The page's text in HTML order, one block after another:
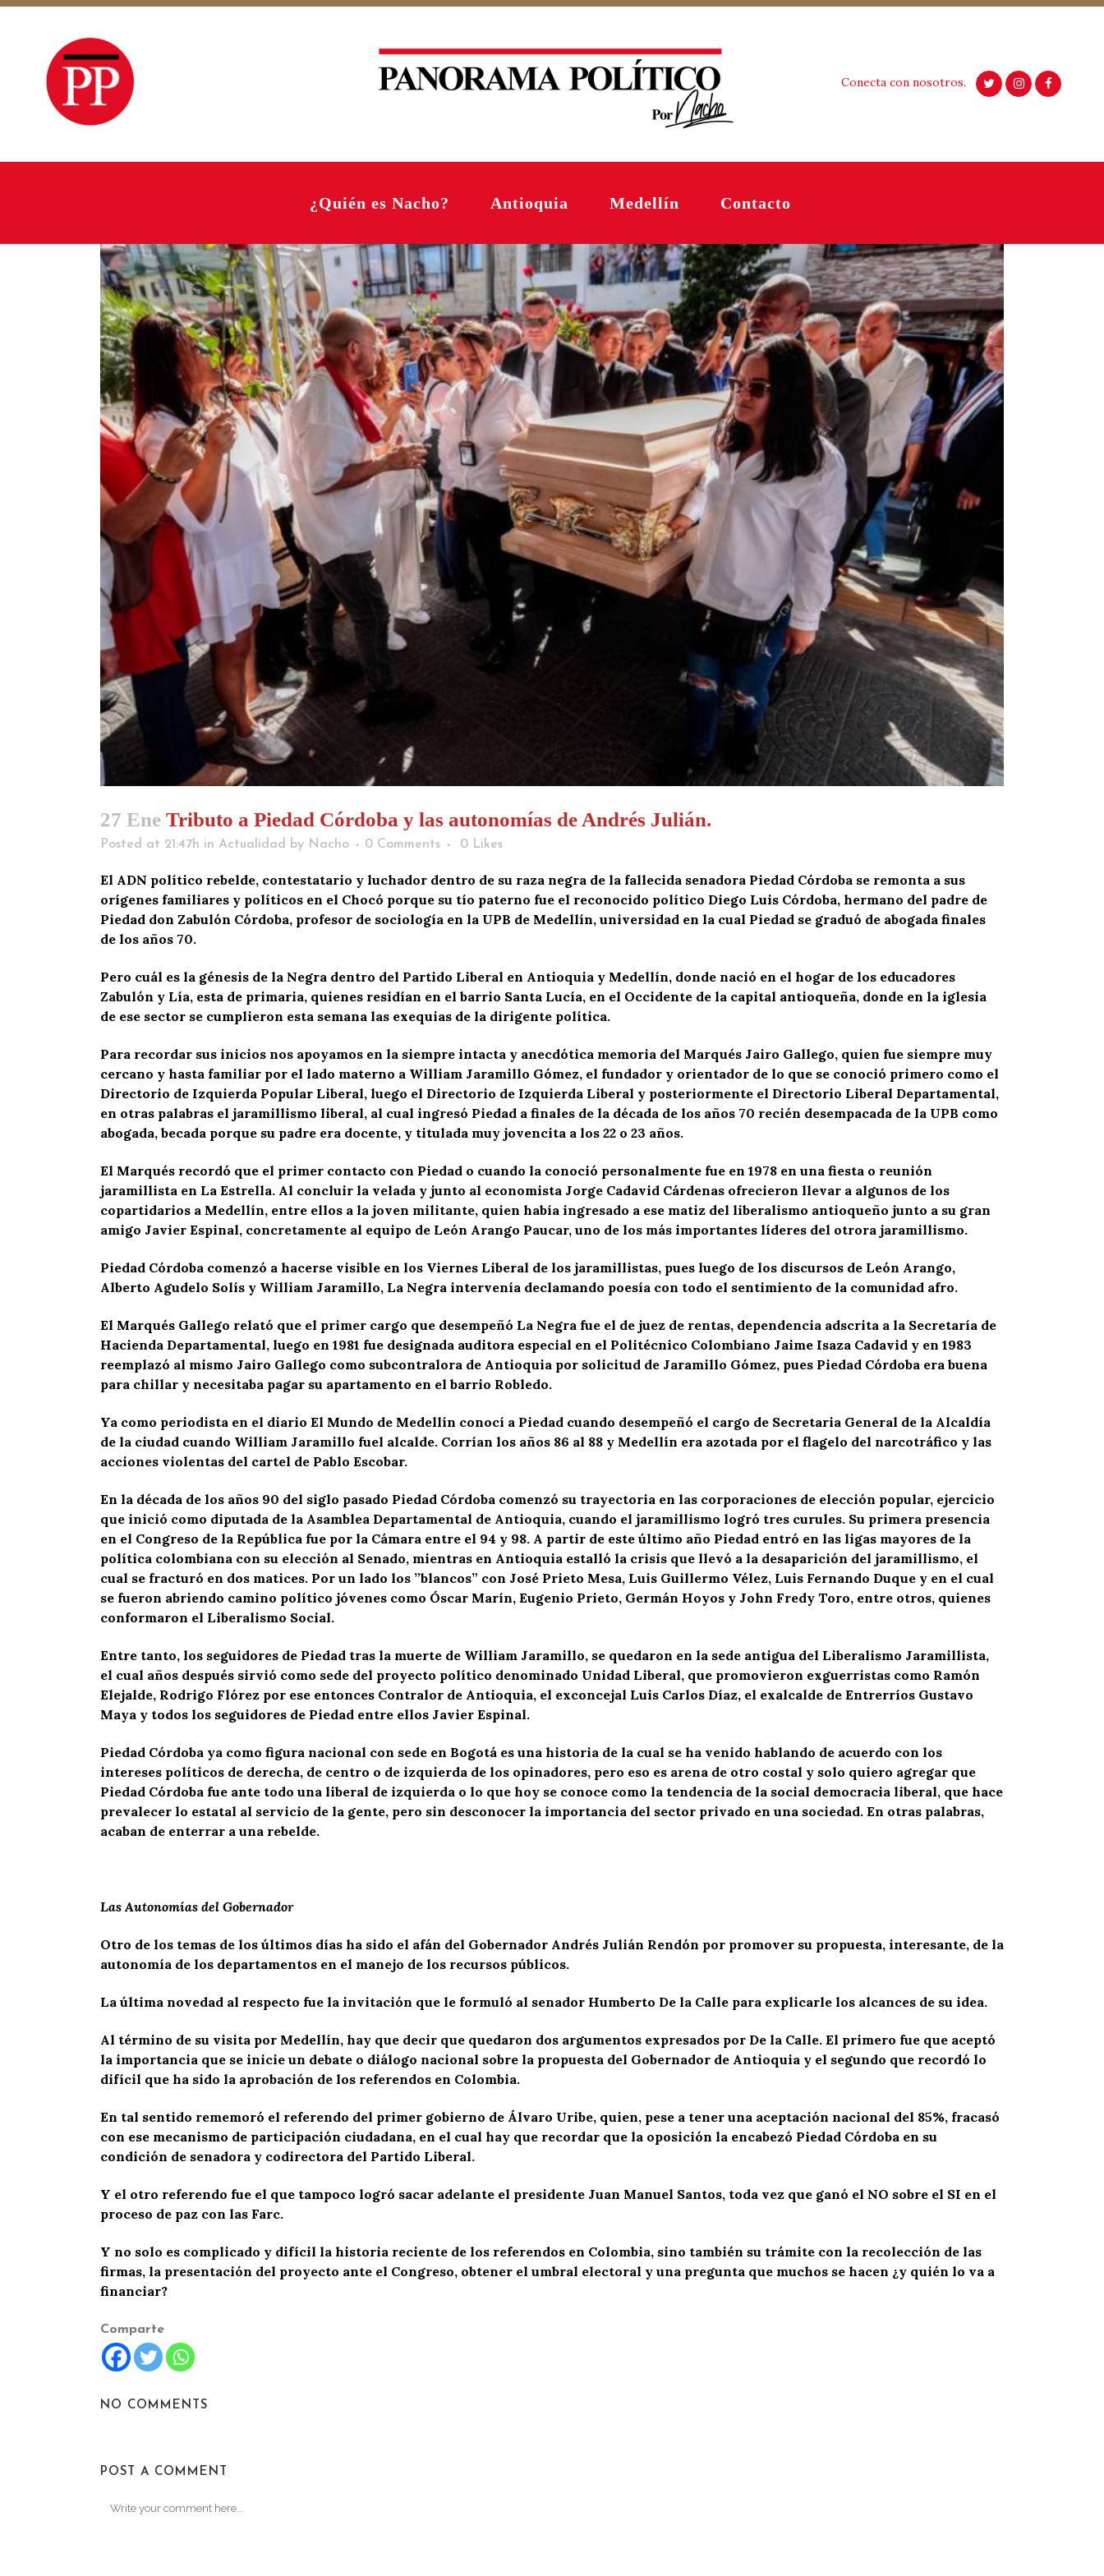
Conecta con nosotros.
¿Quién es Nacho? Antioquia Medellín Contacto
27 Ene Tributo a Piedad Córdoba y las autonomías de Andrés Julián.
Posted at 21:47h in Actualidad by Nacho 0 Comments 0 Likes
El ADN político rebelde, contestatario y luchador dentro de su raza negra de la fallecida senadora Piedad Córdoba se remonta a sus
orígenes familiares y políticos en el Chocó porque su tío paterno fue el reconocido político Diego Luis Córdoba, hermano del padre de
Piedad don Zabulón Córdoba, profesor de sociología en la UPB de Medellín, universidad en la cual Piedad se graduó de abogada finales
de los años 70.
Pero cuál es la génesis de la Negra dentro del Partido Liberal en Antioquia y Medellín, donde nació en el hogar de los educadores
Zabulón y Lía, esta de primaria, quienes residían en el barrio Santa Lucía, en el Occidente de la capital antioqueña, donde en la iglesia
de ese sector se cumplieron esta semana las exequias de la dirigente política.
Para recordar sus inicios nos apoyamos en la siempre intacta y anecdótica memoria del Marqués Jairo Gallego, quien fue siempre muy
cercano y hasta familiar por el lado materno a William Jaramillo Gómez, el fundador y orientador de lo que se conoció primero como el
Directorio de Izquierda Popular Liberal, luego el Directorio de Izquierda Liberal y posteriormente el Directorio Liberal Departamental,
en otras palabras el jaramillismo liberal, al cual ingresó Piedad a finales de la década de los años 70 recién desempacada de la UPB como
abogada, becada porque su padre era docente, y titulada muy jovencita a los 22 o 23 años.
El Marqués recordó que el primer contacto con Piedad o cuando la conoció personalmente fue en 1978 en una fiesta o reunión
jaramillista en La Estrella. Al concluir la velada y junto al economista Jorge Cadavid Cárdenas ofrecieron llevar a algunos de los
copartidarios a Medellín, entre ellos a la joven militante, quien había ingresado a ese matiz del liberalismo antioqueño junto a su gran
amigo Javier Espinal, concretamente al equipo de León Arango Paucar, uno de los más importantes líderes del otrora jaramillismo.
Piedad Córdoba comenzó a hacerse visible en los Viernes Liberal de los jaramillistas, pues luego de los discursos de León Arango,
Alberto Agudelo Solís y William Jaramillo, La Negra intervenía declamando poesía con todo el sentimiento de la comunidad afro.
El Marqués Gallego relató que el primer cargo que desempeñó La Negra fue el de juez de rentas, dependencia adscrita a la Secretaría de
Hacienda Departamental, luego en 1981 fue designada auditora especial en el Politécnico Colombiano Jaime Isaza Cadavid y en 1983
reemplazó al mismo Jairo Gallego como subcontralora de Antioquia por solicitud de Jaramillo Gómez, pues Piedad Córdoba era buena
para chillar y necesitaba pagar su apartamento en el barrio Robledo.
Ya como periodista en el diario El Mundo de Medellín conocí a Piedad cuando desempeñó el cargo de Secretaria General de la Alcaldía
de la ciudad cuando William Jaramillo fuel alcalde. Corrían los años 86 al 88 y Medellín era azotada por el flagelo del narcotráfico y las
acciones violentas del cartel de Pablo Escobar.
En la década de los años 90 del siglo pasado Piedad Córdoba comenzó su trayectoria en las corporaciones de elección popular, ejercicio
que inició como diputada de la Asamblea Departamental de Antioquia, cuando el jaramillismo logró tres curules. Su primera presencia
en el Congreso de la República fue por la Cámara entre el 94 y 98. A partir de este último año Piedad entró en las ligas mayores de la
política colombiana con su elección al Senado, mientras en Antioquia estalló la crisis que llevó a la desaparición del jaramillismo, el
cual se fracturó en dos matices. Por un lado los ”blancos” con José Prieto Mesa, Luis Guillermo Vélez, Luis Fernando Duque y en el cual
se fueron abriendo camino político jóvenes como Óscar Marín, Eugenio Prieto, Germán Hoyos y John Fredy Toro, entre otros, quienes
conformaron el Liberalismo Social.
Entre tanto, los seguidores de Piedad tras la muerte de William Jaramillo, se quedaron en la sede antigua del Liberalismo Jaramillista,
el cual años después sirvió como sede del proyecto político denominado Unidad Liberal, que promovieron exguerristas como Ramón
Elejalde, Rodrigo Flórez por ese entonces Contralor de Antioquia, el exconcejal Luis Carlos Díaz, el exalcalde de Entrerríos Gustavo
Maya y todos los seguidores de Piedad entre ellos Javier Espinal.
Piedad Córdoba ya como figura nacional con sede en Bogotá es una historia de la cual se ha venido hablando de acuerdo con los
intereses políticos de derecha, de centro o de izquierda de los opinadores, pero eso es arena de otro costal y solo quiero agregar que
Piedad Córdoba fue ante todo una liberal de izquierda o lo que hoy se conoce como la tendencia de la social democracia liberal, que hace
prevalecer lo estatal al servicio de la gente, pero sin desconocer la importancia del sector privado en una sociedad. En otras palabras,
acaban de enterrar a una rebelde.
Las Autonomías del Gobernador
Otro de los temas de los últimos días ha sido el afán del Gobernador Andrés Julián Rendón por promover su propuesta, interesante, de la
autonomía de los departamentos en el manejo de los recursos públicos.
La última novedad al respecto fue la invitación que le formuló al senador Humberto De la Calle para explicarle los alcances de su idea.
Al término de su visita por Medellín, hay que decir que quedaron dos argumentos expresados por De la Calle. El primero fue que aceptó
la importancia que se inicie un debate o diálogo nacional sobre la propuesta del Gobernador de Antioquia y el segundo que recordó lo
difícil que ha sido la aprobación de los referendos en Colombia.
En tal sentido rememoró el referendo del primer gobierno de Álvaro Uribe, quien, pese a tener una aceptación nacional del 85%, fracasó
con ese mecanismo de participación ciudadana, en el cual hay que recordar que la oposición la encabezó Piedad Córdoba en su
condición de senadora y codirectora del Partido Liberal.
Y el otro referendo fue el que tampoco logró sacar adelante el presidente Juan Manuel Santos, toda vez que ganó el NO sobre el SI en el
proceso de paz con las Farc.
Y no solo es complicado y difícil la historia reciente de los referendos en Colombia, sino también su trámite con la recolección de las
firmas, la presentación del proyecto ante el Congreso, obtener el umbral electoral y una pregunta que muchos se hacen ¿y quién lo va a
financiar?
Comparte
NO COMMENTS
POST A COMMENT